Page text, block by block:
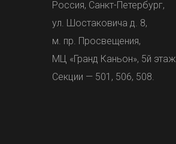
Россия, Санкт-Петербург,
ул. Шостаковича д. 8,
м. пр. Просвещения,
МЦ «Гранд Каньон», 5й этаж.
Секции — 501, 506, 508.